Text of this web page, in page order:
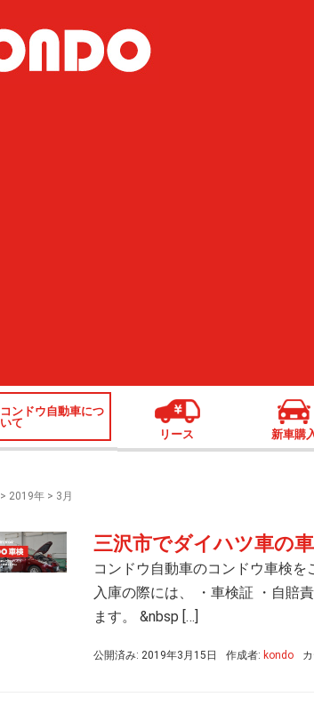
コンドウ自動車につ
いて
リース
新車購
> 2019年 > 3月
三沢市でダイハツ車の
コンドウ自動車のコンドウ車検
入庫の際には、 ・車検証 ・自賠
ます。 &nbsp […]
公開済み: 2019年3月15日 作成者: kondo